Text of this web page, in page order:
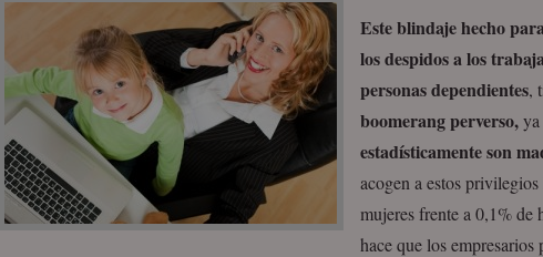
Este blindaje hecho
los despidos a los
personas dependientes,
boomerang perverso,
estadísticamente son
acogen a estos
mujeres frente a 0,1% de
hace que los empresarios